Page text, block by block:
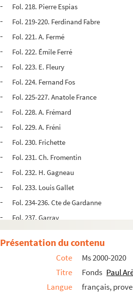
Fol. 218. Pierre Espias
Fol. 219-220. Ferdinand Fabre
Fol. 221. A. Fermé
Fol. 222. Émile Ferré
Fol. 223. E. Fleury
Fol. 224. Fernand Fos
Fol. 225-227. Anatole France
Fol. 228. A. Frémard
Fol. 229. A. Fréni
Fol. 230. Frichette
Fol. 231. Ch. Fromentin
Fol. 232. H. Gagneau
Fol. 233. Louis Gallet
Fol. 234-236. Cte de Gardanne
Fol. 237. Garray
Fol. 238. M
Fol. 239. J. Gautier
Fol. 240. Gautier (de Tarascon)
Fol. 242. une lettre du rédacteur du « Gil
Présentation du contenu
Cote
Ms 2000-2020
Titre
Fonds Paul
Langue
français,